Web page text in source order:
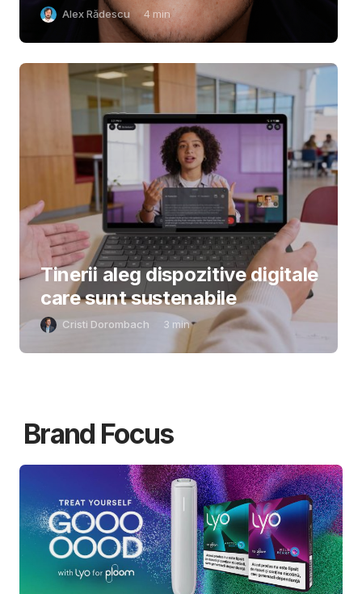
Alex Rădescu 4 min
Tinerii aleg dispozitive digitale
care sunt sustenabile
Cristi Dorombach 3 min
Brand Focus